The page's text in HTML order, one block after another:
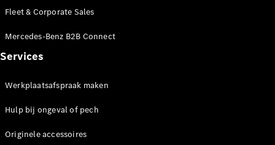
Autonoom
Rijassistentiesystemen
MBUX
Over-the-
Design en
Fleet & Corporate Sales
Mercedes-Benz B2B Connect
Services
Werkplaatsafspraak maken
Hulp bij ongeval of pech
Originele accessoires